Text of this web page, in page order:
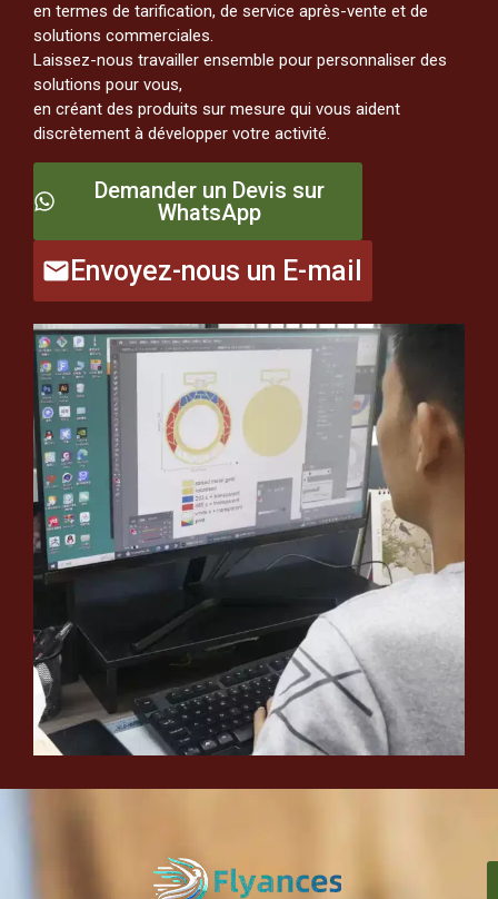
en termes de tarification, de service après-vente et de
solutions commerciales.
Laissez-nous travailler ensemble pour personnaliser des
solutions pour vous,
en créant des produits sur mesure qui vous aident
discrètement à développer votre activité.
Demander un Devis sur
WhatsApp
Envoyez-nous un E-mail